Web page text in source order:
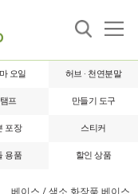
오일 허브 · 천연분말
프 만들기 도구
포장 스티커
용품 할인 상품
베이스 / 색소 화장품 베이스